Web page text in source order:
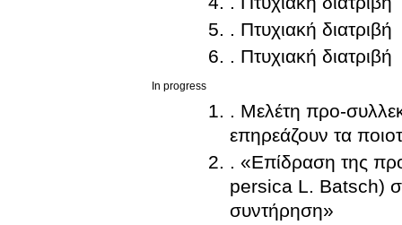
. Πτυχιακή διατριβή
. Πτυχιακή διατριβή
In progress
. Μελέτη προ-
επηρεάζουν τα
. «Επίδραση της
persica L. Batsch)
συντήρηση»